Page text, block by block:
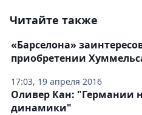
Читайте также
17:03, 19 апреля 2016
«Барселона»
приобретении
Оливер Кан: "Германии
динамики"